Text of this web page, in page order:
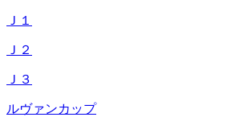
Ｊ１
Ｊ２
Ｊ３
ルヴァンカップ